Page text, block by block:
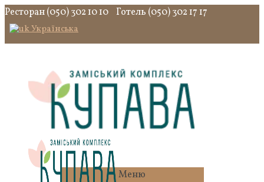
Ресторан (050) 302 10 10 Готель (050) 302 17 17
Українська
Меню